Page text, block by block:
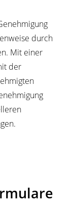
durch
Mit einer
der